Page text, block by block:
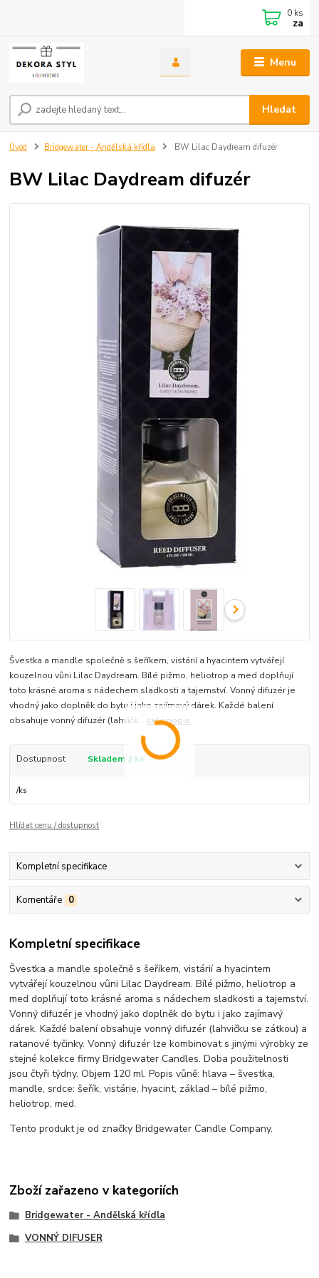
Menu
Hledat
0 ks
za
Úvod Bridgewater - Andělská křídla BW Lilac Daydream difuzér
BW Lilac Daydream difuzér
Švestka a mandle společně s šeříkem, vistárií a hyacintem vytvářejí
kouzelnou vůni Lilac Daydream. Bílé pižmo, heliotrop a med doplňují
toto krásné aroma s nádechem sladkosti a tajemství. Vonný difuzér je
vhodný jako doplněk do bytu i jako zajímavý dárek. Každé balení
obsahuje vonný difuzér (lahvičk... celý popis
Dostupnost Skladem 2 ks
/ks
Hlídat cenu / dostupnost
Kompletní specifikace
Komentáře 0
Kompletní specifikace
Švestka a mandle společně s šeříkem, vistárií a hyacintem
vytvářejí kouzelnou vůni Lilac Daydream. Bílé pižmo, heliotrop a
med doplňují toto krásné aroma s nádechem sladkosti a tajemství.
Vonný difuzér je vhodný jako doplněk do bytu i jako zajímavý
dárek. Každé balení obsahuje vonný difuzér (lahvičku se zátkou) a
ratanové tyčinky. Vonný difuzér lze kombinovat s jinými výrobky ze
stejné kolekce firmy Bridgewater Candles. Doba použitelnosti
jsou čtyři týdny. Objem 120 ml. Popis vůně: hlava – švestka,
mandle, srdce: šeřík, vistárie, hyacint, základ – bílé pižmo,
heliotrop, med.
Tento produkt je od značky Bridgewater Candle Company.
Zboží zařazeno v kategoriích
Bridgewater - Andělská křídla
VONNÝ DIFUSER